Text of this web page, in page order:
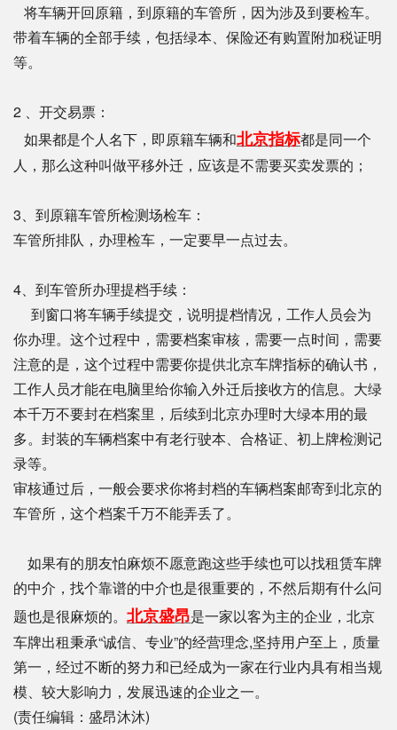
将车辆开回原籍，到原籍的车管所，因为涉及到要检车。
带着车辆的全部手续，包括绿本、保险还有购置附加税证明
等。
2 、开交易票：
如果都是个人名下，即原籍车辆和北京指标都是同一个
人，那么这种叫做平移外迁，应该是不需要买卖发票的；
3、到原籍车管所检测场检车：
车管所排队，办理检车，一定要早一点过去。
4、到车管所办理提档手续：
到窗口将车辆手续提交，说明提档情况，工作人员会为
你办理。这个过程中，需要档案审核，需要一点时间，需要
注意的是，这个过程中需要你提供北京车牌指标的确认书，
工作人员才能在电脑里给你输入外迁后接收方的信息。大绿
本千万不要封在档案里，后续到北京办理时大绿本用的最
多。封装的车辆档案中有老行驶本、合格证、初上牌检测记
录等。
审核通过后，一般会要求你将封档的车辆档案邮寄到北京的
车管所，这个档案千万不能弄丢了。
如果有的朋友怕麻烦不愿意跑这些手续也可以找租赁车牌
的中介，找个靠谱的中介也是很重要的，不然后期有什么问
题也是很麻烦的。 北京盛昂是一家以客为主的企业，北京
车牌出租秉承“诚信、专业”的经营理念,坚持用户至上，质量
第一，经过不断的努力和已经成为一家在行业内具有相当规
模、较大影响力，发展迅速的企业之一。
(责任编辑：盛昂沐沐)